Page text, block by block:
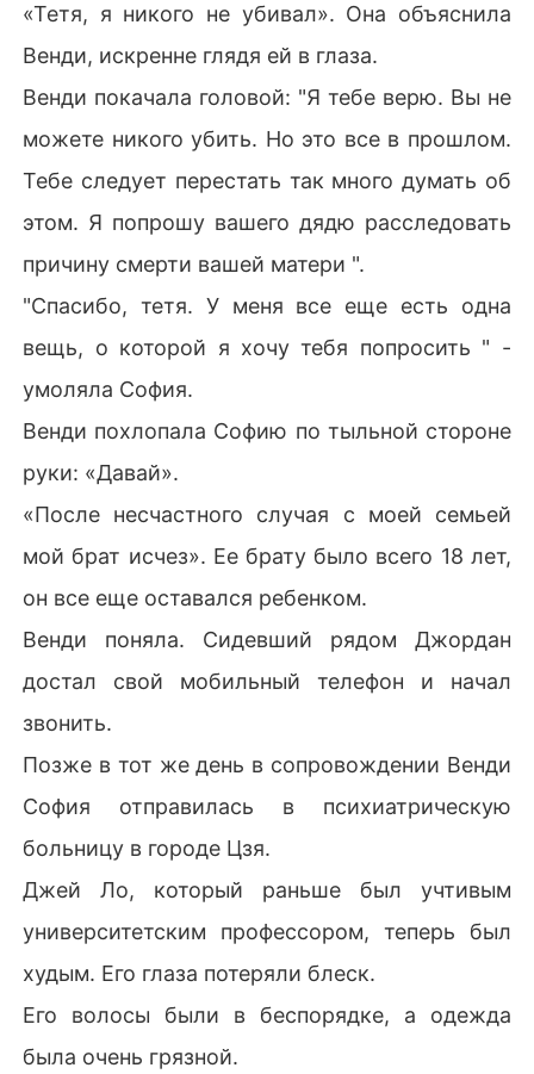
«Тетя, я никого не убивал». Она объяснила
Венди, искренне глядя ей в глаза.
Венди покачала головой: "Я тебе верю. Вы не
можете никого убить. Но это все в прошлом.
Тебе следует перестать так много думать об
этом. Я попрошу вашего дядю расследовать
причину смерти вашей матери ".
"Спасибо, тетя. У меня все еще есть одна
вещь, о которой я хочу тебя попросить " -
умоляла София.
Венди похлопала Софию по тыльной стороне
руки: «Давай».
«После несчастного случая с моей семьей
мой брат исчез». Ее брату было всего 18 лет,
он все еще оставался ребенком.
Венди поняла. Сидевший рядом Джордан
достал свой мобильный телефон и начал
звонить.
Позже в тот же день в сопровождении Венди
София отправилась в психиатрическую
больницу в городе Цзя.
Джей Ло, который раньше был учтивым
университетским профессором, теперь был
худым. Его глаза потеряли блеск.
Его волосы были в беспорядке, а одежда
была очень грязной.